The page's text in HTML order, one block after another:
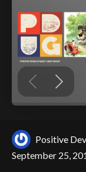
Positive
September 25,